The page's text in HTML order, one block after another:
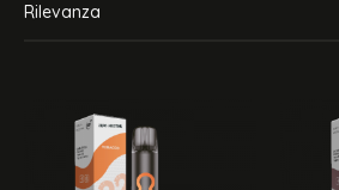
Rilevanza